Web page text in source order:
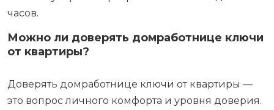
часов.
Можно ли доверять домработнице ключи
от квартиры?
Доверять домработнице ключи от квартиры —
это вопрос личного комфорта и уровня доверия.